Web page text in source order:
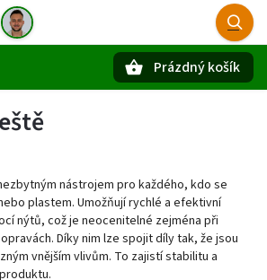
Prázdný košík
nástrojem pro každého, kdo se
plastem. Umožňují rychlé a efektivní
nýtů, což je neocenitelné zejména při
Díky nim lze spojit díly tak, že jsou
vnějším vlivům. To zajistí stabilitu a